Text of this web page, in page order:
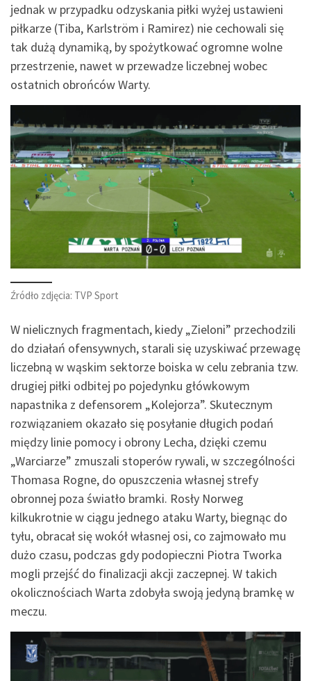
jednak w przypadku odzyskania piłki wyżej ustawieni
piłkarze (Tiba, Karlström i Ramirez) nie cechowali się
tak dużą dynamiką, by spożytkować ogromne wolne
przestrzenie, nawet w przewadze liczebnej wobec
ostatnich obrońców Warty.
Źródło zdjęcia: TVP Sport
W nielicznych fragmentach, kiedy „Zieloni” przechodzili
do działań ofensywnych, starali się uzyskiwać przewagę
liczebną w wąskim sektorze boiska w celu zebrania tzw.
drugiej piłki odbitej po pojedynku główkowym
napastnika z defensorem „Kolejorza”. Skutecznym
rozwiązaniem okazało się posyłanie długich podań
między linie pomocy i obrony Lecha, dzięki czemu
„Warciarze” zmuszali stoperów rywali, w szczególności
Thomasa Rogne, do opuszczenia własnej strefy
obronnej poza światło bramki. Rosły Norweg
kilkukrotnie w ciągu jednego ataku Warty, biegnąc do
tyłu, obracał się wokół własnej osi, co zajmowało mu
dużo czasu, podczas gdy podopieczni Piotra Tworka
mogli przejść do finalizacji akcji zaczepnej. W takich
okolicznościach Warta zdobyła swoją jedyną bramkę w
meczu.